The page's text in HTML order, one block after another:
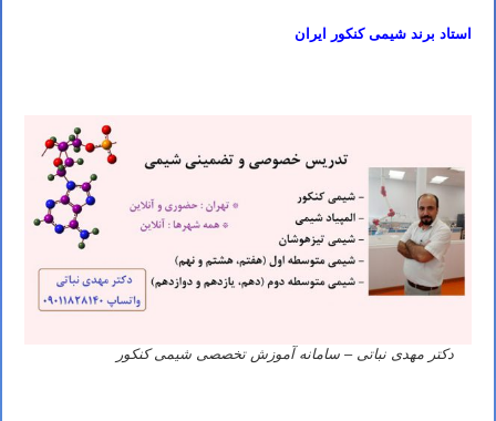
استاد برند شیمی کنکور ایران
دکتر مهدی نباتی – سامانه آموزش تخصصی شیمی کنکور